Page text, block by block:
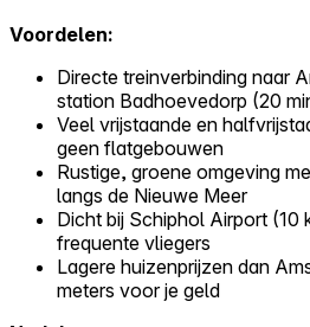
Voordelen:
Directe treinverbinding naar
station Badhoevedorp (20
Veel vrijstaande en
geen flatgebouwen
Rustige, groene omgeving
langs de Nieuwe Meer
Dicht bij Schiphol Airport (10
frequente vliegers
Lagere huizenprijzen dan
meters voor je geld